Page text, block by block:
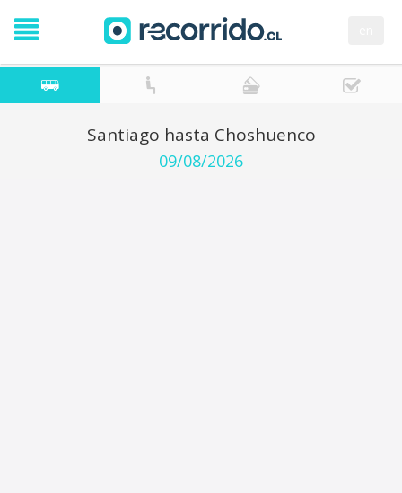
Santiago hasta Choshuenco
09/08/2026